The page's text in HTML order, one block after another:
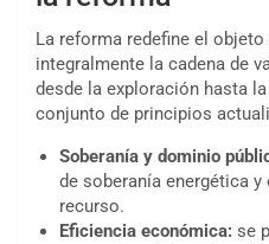
La reforma redefine el
integralmente la cadena de
desde la exploración hasta
conjunto de principios
Soberanía y dominio
de soberanía energética
recurso.
Eficiencia económica: se